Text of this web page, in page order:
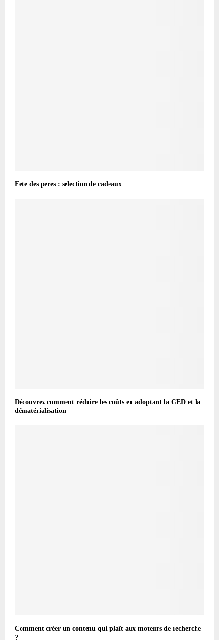
Fete des peres : selection de cadeaux
Découvrez comment réduire les coûts en adoptant la GED et la
dématérialisation
Comment créer un contenu qui plaît aux moteurs de recherche
?